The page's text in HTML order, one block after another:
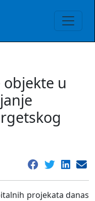
objekte u
projekata danas